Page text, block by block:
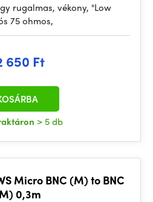
rugalmas, vékony, "Low
75 ohmos,
650 Ft
> 5 db
Micro BNC (M) to BNC
0,3m